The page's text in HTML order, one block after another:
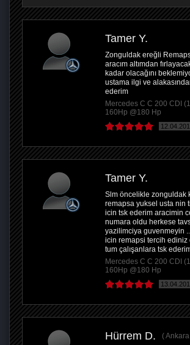
Tamer Y.
Zonguldak ereğli
aracım altımdan
kadar olacağını
ustama ilgi ve
ederim
Mercedes C C 200 CDI
160Hp @180 Hp
Tamer Y.
Slm öncelikle zonguldak
remapsa yuksel usta nin
icin tsk ederim aracimin
numara oldu herkese
yazilimciya guvenmeyin
icin remapsi tercih ediniz
tum çalışanlara tsk
Mercedes C C 200 CDI
160Hp @180 Hp
Hürrem D.
Ankara